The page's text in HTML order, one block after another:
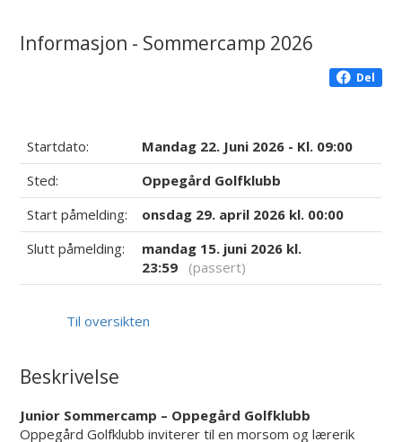
Informasjon - Sommercamp 2026
Del
Startdato:
Mandag 22. Juni 2026 - Kl. 09:00
Sted:
Oppegård Golfklubb
Start påmelding:
onsdag 29. april 2026 kl. 00:00
Slutt påmelding:
mandag 15. juni 2026 kl.
23:59 (passert)
Til oversikten
Beskrivelse
Junior Sommercamp – Oppegård Golfklubb
Oppegård Golfklubb inviterer til en morsom og lærerik